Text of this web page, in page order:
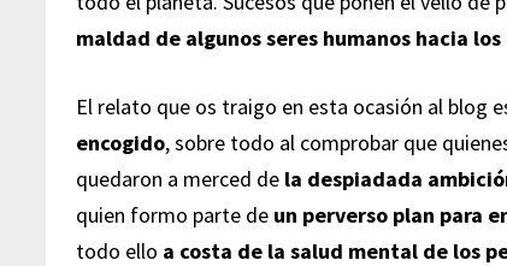
maldad de algunos seres humanos hacia
El relato que os traigo en esta ocasión al blog
encogido, sobre todo al comprobar que
quedaron a merced de la despiadada
quien formo parte de un perverso plan para
todo ello a costa de la salud mental de los